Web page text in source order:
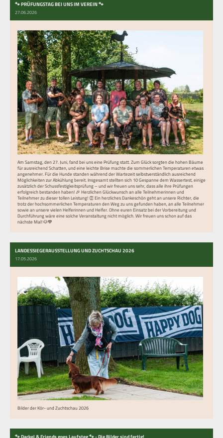
🐾 PRÜFUNGSTAG BEI UNS IM VEREIN 🐾
27.06.2026
Am Samstag, den 27. Juni, fand bei uns eine Prüfung statt. Zum Glück sorgten die hohen Bäume
für ausreichend Schatten, und eine leichte Brise machte die sommerlichen Temperaturen etwas
angenehmer. Für die Hunde standen während der Wartezeit selbstverständlich ausreichend
Möglichkeiten zur Abkühlung bereit. Insgesamt stellten sich 10 Gespanne dem Wassertest, einige
zusätzlich der Schussfestigkeitsprüfung – und wir freuen uns sehr, dass alle ihre Prüfungen
erfolgreich bestanden haben! 🎉 Herzlichen Glückwunsch an alle Teilnehmerinnen und
Teilnehmer zu dieser tollen Leistung! 👏 Ein herzliches Dankeschön geht an unsere Richter, die
trotz der hochsommerlichen Temperaturen den Weg zu uns gefunden haben, an alle Teilnehmer
sowie an unsere vielen Helferinnen und Helfer. Ohne euren Einsatz bei der Vorbereitung und
Durchführung wäre eine solche Veranstaltung nicht möglich. Wir freuen uns schon auf das
nächste Mal! 🐶💙
LANDESSIEGERAUSSTELLUNG UND ZUCHTSCHAU 2026
17.05.2026
Bilder der Kör- und Zuchtschau 2026